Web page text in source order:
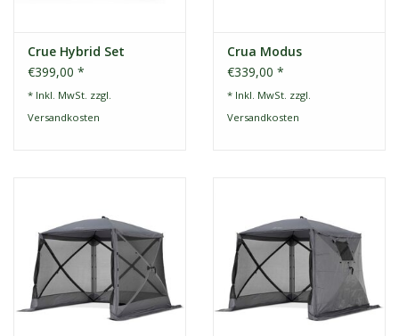
Crue Hybrid Set
€399,00 *
* Inkl. MwSt. zzgl.
Versandkosten
Crua Modus
€339,00 *
* Inkl. MwSt. zzgl.
Versandkosten